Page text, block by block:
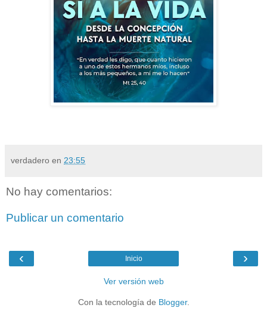
verdadero en 23:55
No hay comentarios:
Publicar un comentario
‹ ›
Inicio
Ver versión web
Con la tecnología de Blogger.